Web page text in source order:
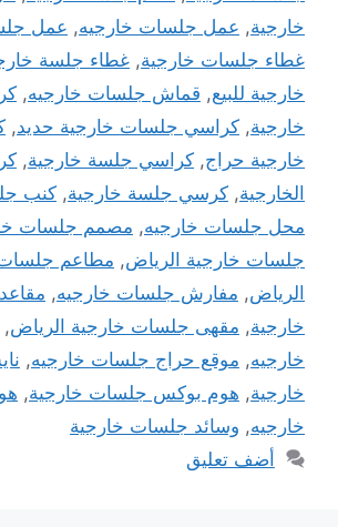
خارجية, عمل جلسات خارجيه, عمل
غطاء جلسات خارجية, غطاء جلسة
خارجية للبيع, قماش جلسات خارجيه,
خارجية, كراسي جلسات خارجية حديد,
خارجية حراج, كراسي جلسة خارجية,
الخارجية, كرسي جلسة خارجية, كنب
محل جلسات خارجيه, مصمم جلسات
جلسات خارجية الرياض, مطاعم
الرياض, مفارش جلسات خارجيه,
خارجية, مقهى جلسات خارجية الرياض,
خارجيه, موقع حراج جلسات خارجيه,
خارجية, هوم بوكس جلسات خارجية,
خارجيه, وسائد جلسات خارجية
أضف تعليق